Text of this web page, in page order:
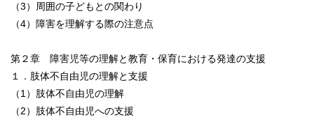
（3）周囲の子どもとの関わり
（4）障害を理解する際の注意点
第２章 障害児等の理解と教育・保育における発達の支援
１．肢体不自由児の理解と支援
（1）肢体不自由児の理解
（2）肢体不自由児への支援